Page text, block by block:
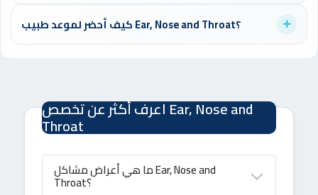
يُنصح بزيارة طبيب Ear, Nose and Throat عند ظهور أي أعراض مقلقة
أو للفحص الدوري الوقائي. لا تتردد في حجز موعد للاطمئنان على
صحتك.
كيف أحضر لموعد طبيب Ear, Nose and Throat؟
اعرف أكثر عن تخصص Ear, Nose and
Throat
ما هي أعراض مشاكل Ear, Nose and
Throat؟